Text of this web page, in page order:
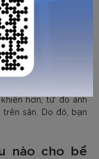
không quá 24 inch,
rộng 8 inch. Bạn
hẹp chiều rộng để
hơn, từ đó ảnh
sân. Do đó, bạn
nào cho bề